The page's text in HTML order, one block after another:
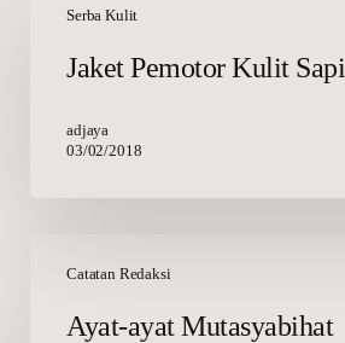
Serba Kulit
Pemotor
Jaket Pemotor Kulit Sapi
adjaya
03/02/2018
Catatan Redaksi
Ayat-ayat Mutasyabihat